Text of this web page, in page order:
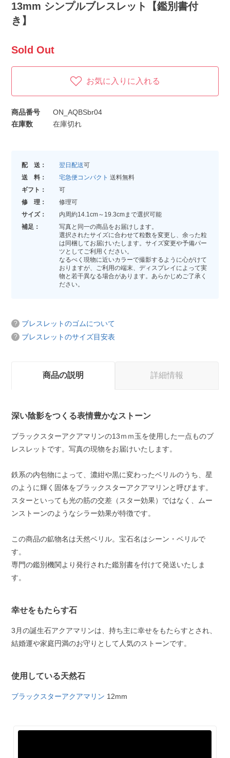
13mm シンプルブレスレット【鑑別書付
き】
Sold Out
お気に入りに入れる
商品番号
ON_AQBSbr04
在庫数
在庫切れ
配 送： 翌日配送可
送 料：
宅急便コンパクト 送料無料
ギフト：
可
修 理：
修理可
サイズ：
内周約14.1cm～19.3cmまで選択可能
補足：
写真と同一の商品をお届けします。
選択されたサイズに合わせて粒数を変更し、余った粒
は同梱してお届けいたします。サイズ変更や予備パー
ツとしてご利用ください。
なるべく現物に近いカラーで撮影するように心がけて
おりますが、ご利用の端末、ディスプレイによって実
物と若干異なる場合があります。あらかじめご了承く
ださい。
ブレスレットのゴムについて
ブレスレットのサイズ目安表
商品の説明 詳細情報
深い陰影をつくる表情豊かなストーン
ブラックスターアクアマリンの13ｍｍ玉を使用した一点ものブ
レスレットです。写真の現物をお届けいたします。
鉄系の内包物によって、濃紺や黒に変わったベリルのうち、星
のように輝く固体をブラックスターアクアマリンと呼びます。
スターといっても光の筋の交差（スター効果）ではなく、ムー
ンストーンのようなシラー効果が特徴です。
この商品の鉱物名は天然ベリル。宝石名はシーン・ベリルで
す。
専門の鑑別機関より発行された鑑別書を付けて発送いたしま
す。
幸せをもたらす石
3月の誕生石アクアマリンは、持ち主に幸せをもたらすとされ、
結婚運や家庭円満のお守りとして人気のストーンです。
使用している天然石
ブラックスターアクアマリン 12mm